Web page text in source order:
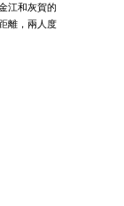
江和灰賀的
離，兩人度